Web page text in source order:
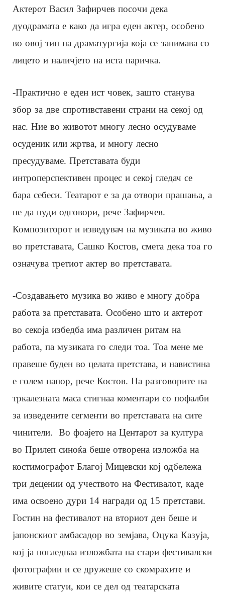
Актерот Васил Зафирчев посочи дека
дуодрамата е како да игра еден актер, особено
во овој тип на драматургија која се занимава со
лицето и наличјето на иста паричка.
-Практично е еден ист човек, зашто станува
збор за две спротивставени страни на секој од
нас. Ние во животот многу лесно осудуваме
осуденик или жртва, и многу лесно
пресудуваме. Претставата буди
интроперспективен процес и секој гледач се
бара себеси. Театарот е за да отвори прашања, а
не да нуди одговори, рече Зафирчев.
Композиторот и изведувач на музиката во живо
во претставата, Сашко Костов, смета дека тоа го
означува третиот актер во претставата.
-Создавањето музика во живо е многу добра
работа за претставата. Особено што и актерот
во секоја избедба има различен ритам на
работа, па музиката го следи тоа. Тоа мене ме
правеше буден во целата претстава, и навистина
е голем напор, рече Костов. На разговорите на
тркалезната маса стигнаа коментари со пофалби
за изведените сегменти во претставата на сите
чинители. Во фоајето на Центарот за култура
во Прилеп синоќа беше отворена изложба на
костимографот Благој Мицевски кој одбележа
три децении од учеството на Фестивалот, каде
има освоено дури 14 награди од 15 претстави.
Гостин на фестивалот на вториот ден беше и
јапонскиот амбасадор во земјава, Оцука Казуја,
кој ја погледнаа изложбата на стари фестивалски
фотографии и се дружеше со скомрахите и
живите статуи, кои се дел од театарската